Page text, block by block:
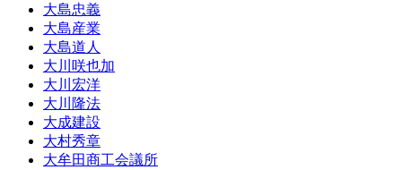
大島忠義
大島産業
大島道人
大川咲也加
大川宏洋
大川隆法
大成建設
大村秀章
大牟田商工会議所